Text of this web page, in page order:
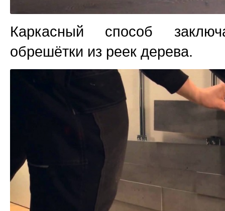
Каркасный способ
обрешётки из реек дерева.